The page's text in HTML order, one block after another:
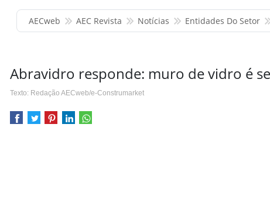
AECweb AEC Revista Notícias Entidades Do Setor
Abravidro responde: muro de vidro é
Texto: Redação AECweb/e-Construmarket